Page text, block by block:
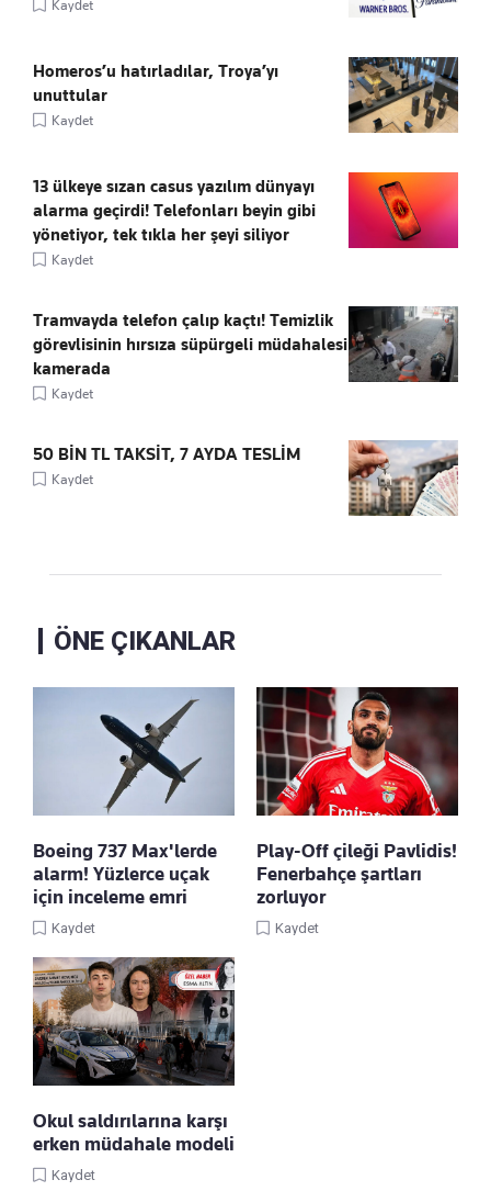
Kaydet
Homeros’u hatırladılar, Troya’yı
unuttular
Kaydet
13 ülkeye sızan casus yazılım dünyayı
alarma geçirdi! Telefonları beyin gibi
yönetiyor, tek tıkla her şeyi siliyor
Kaydet
Tramvayda telefon çalıp kaçtı! Temizlik
görevlisinin hırsıza süpürgeli müdahalesi
kamerada
Kaydet
50 BİN TL TAKSİT, 7 AYDA TESLİM
Kaydet
ÖNE ÇIKANLAR
Boeing 737 Max'lerde
alarm! Yüzlerce uçak
için inceleme emri
Kaydet
Play-Off çileği Pavlidis!
Fenerbahçe şartları
zorluyor
Kaydet
Okul saldırılarına karşı
erken müdahale modeli
Kaydet